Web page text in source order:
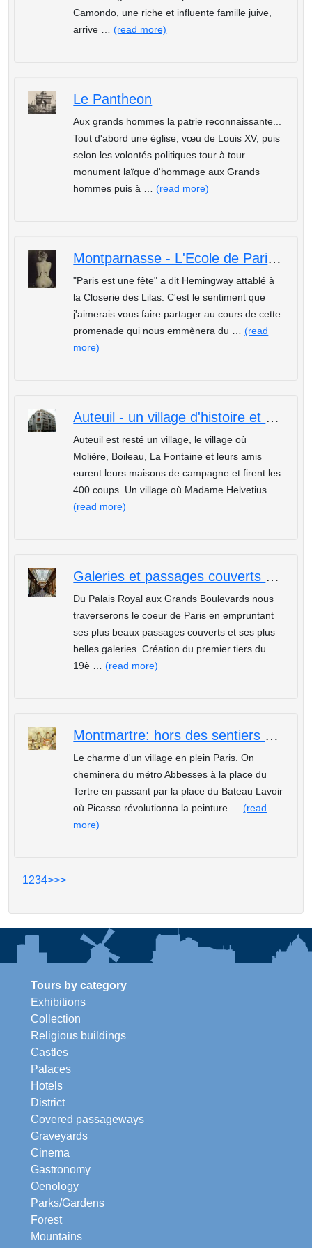
Camondo, une riche et influente famille juive,
arrive …(read more)
Le Pantheon
Aux grands hommes la patrie reconnaissante...
Tout d'abord une église, vœu de Louis XV, puis
selon les volontés politiques tour à tour
monument laïque d'hommage aux Grands
hommes puis à …(read more)
Montparnasse - L'Ecole de Paris, la Belle époque, les années folles et la Reine Kiki
"Paris est une fête" a dit Hemingway attablé à
la Closerie des Lilas. C'est le sentiment que
j'aimerais vous faire partager au cours de cette
promenade qui nous emmènera du …(read
more)
Auteuil - un village d'histoire et un musée d'architecture art nouveau et art déco
Auteuil est resté un village, le village où
Molière, Boileau, La Fontaine et leurs amis
eurent leurs maisons de campagne et firent les
400 coups. Un village où Madame Helvetius …
(read more)
Galeries et passages couverts ou l'art de vivre et de flaner au 19è siècle
Du Palais Royal aux Grands Boulevards nous
traverserons le coeur de Paris en empruntant
ses plus beaux passages couverts et ses plus
belles galeries. Création du premier tiers du
19è …(read more)
Montmartre: hors des sentiers battus, la bohême retrouvée
Le charme d'un village en plein Paris. On
cheminera du métro Abbesses à la place du
Tertre en passant par la place du Bateau Lavoir
où Picasso révolutionna la peinture …(read
more)
1234>>>
Tours by category
Exhibitions
Collection
Religious buildings
Castles
Palaces
Hotels
District
Covered passageways
Graveyards
Cinema
Gastronomy
Oenology
Parks/Gardens
Forest
Mountains